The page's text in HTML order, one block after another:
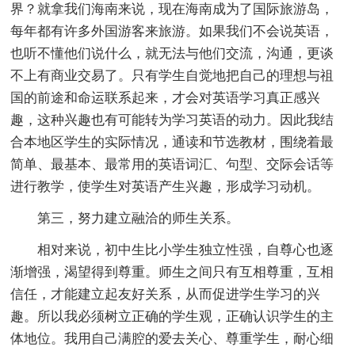
界？就拿我们海南来说，现在海南成为了国际旅游岛，
每年都有许多外国游客来旅游。如果我们不会说英语，
也听不懂他们说什么，就无法与他们交流，沟通，更谈
不上有商业交易了。只有学生自觉地把自己的理想与祖
国的前途和命运联系起来，才会对英语学习真正感兴
趣，这种兴趣也有可能转为学习英语的动力。因此我结
合本地区学生的实际情况，通读和节选教材，围绕着最
简单、最基本、最常用的英语词汇、句型、交际会话等
进行教学，使学生对英语产生兴趣，形成学习动机。
第三，努力建立融洽的师生关系。
相对来说，初中生比小学生独立性强，自尊心也逐
渐增强，渴望得到尊重。师生之间只有互相尊重，互相
信任，才能建立起友好关系，从而促进学生学习的兴
趣。所以我必须树立正确的学生观，正确认识学生的主
体地位。我用自己满腔的爱去关心、尊重学生，耐心细